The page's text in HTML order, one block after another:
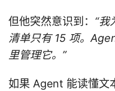
但他突然意识到： “我
清单只有 15 项。
里管理它。”
如果 Agent 能读懂文